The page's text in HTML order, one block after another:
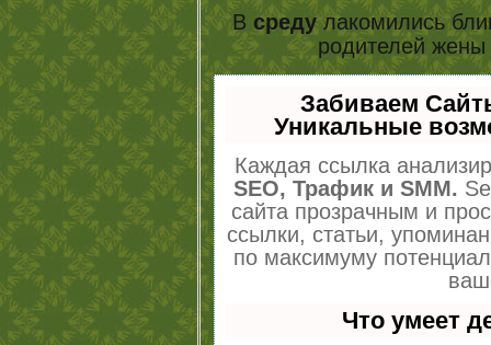
В средулакомились
родителей
Забиваем
Уникальные
Каждая ссылка
SEO, Трафик и SMM.
сайта прозрачным и
ссылки, статьи,
по максимуму
Что умеет